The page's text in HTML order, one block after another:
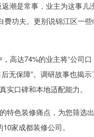
潮是常事，业主为这事儿
费功夫。更别说锦江区一些
高达74%的业主将“公司口
无保障”。调研故事也揭示
口碑和本地适配能力。
特色装修痛点，为您筛选
家成都装修公司。